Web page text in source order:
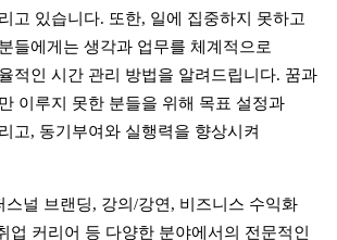
고 있습니다. 또한, 일에 집중하지 못하고
들에게는 생각과 업무를 체계적으로
적인 시간 관리 방법을 알려드립니다. 꿈과
이루지 못한 분들을 위해 목표 설정과
고, 동기부여와 실행력을 향상시켜
스널 브랜딩, 강의/강연, 비즈니스 수익화
업 커리어 등 다양한 분야에서의 전문적인